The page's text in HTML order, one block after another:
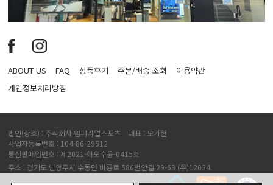
ABOUT US FAQ 상품후기 주문/배송 조회
이용약관
개인정보처리방침
법인(상호) : 주식회사 임페리얼스포츠 대표 : 오가현
사업자등록번호 : 104-86-29512
통신판매업번호 : 제2021-화도수동-0415호
주소 : 경기도 남양주시 수동면 비룡로 586번안길 29-63 (우)12034.